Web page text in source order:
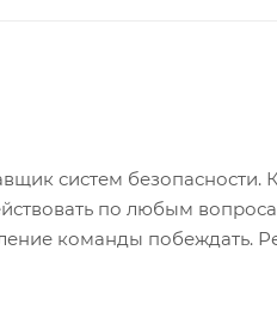
систем безопасности.
по любым
команды побеждать.